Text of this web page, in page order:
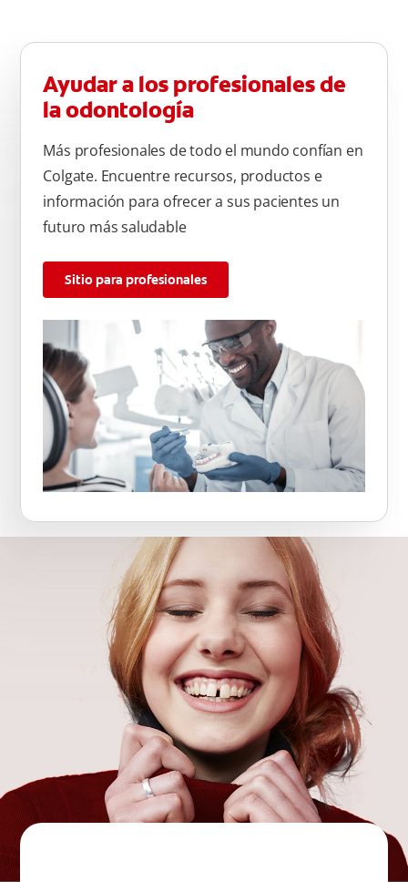
Ayudar a los profesionales de
la odontología
Más profesionales de todo el mundo confían en
Colgate. Encuentre recursos, productos e
información para ofrecer a sus pacientes un
futuro más saludable
Sitio para profesionales